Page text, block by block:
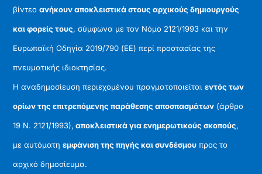
βίντεοανήκουν αποκλειστικά στους αρχικούς δημιουργούς
και φορείς τους, σύμφωνα με τον Νόμο 2121/1993 και την
Ευρωπαϊκή Οδηγία 2019/790 (ΕΕ) περί προστασίας της
πνευματικής ιδιοκτησίας.
Η αναδημοσίευση περιεχομένου πραγματοποιείταιεντός των
ορίων της επιτρεπόμενης παράθεσης αποσπασμάτων (άρθρο
19 Ν. 2121/1993), αποκλειστικά για ενημερωτικούς σκοπούς,
με αυτόματηεμφάνιση της πηγής και συνδέσμου προς το
αρχικό δημοσίευμα.